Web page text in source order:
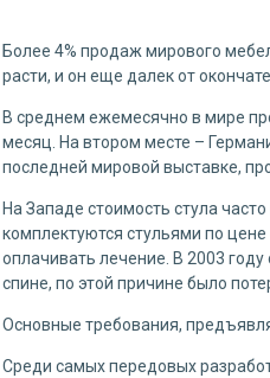
Более 4% продаж мирового
расти, и он еще далек от
В среднем ежемесячно в мире
месяц. На втором месте –
последней мировой выставке,
На Западе стоимость стула
комплектуются стульями по
оплачивать лечение. В 2003
спине, по этой причине было
Основные требования,
Среди самых передовых